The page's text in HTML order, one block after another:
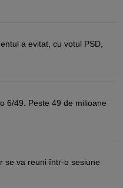
a evitat, cu votul PSD,
6/49. Peste 49 de milioane
se va reuni într-o sesiune